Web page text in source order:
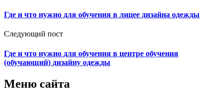
Где и что нужно для обучения в лицее дизайна одежды
Следующий пост
Где и что нужно для обучения в центре обучения
(обучающий) дизайну одежды
Меню сайта